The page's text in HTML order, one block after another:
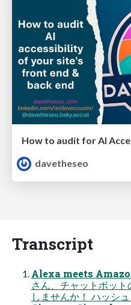
davetheseo
Transcript
Alexa meets
さん、チャットボッ
しませんか！ ハッ